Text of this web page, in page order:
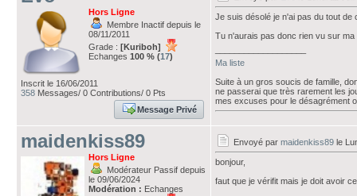
Hors Ligne
Membre Inactif depuis le
08/11/2011
Grade : [Kuriboh]
Echanges 100 % (17)
Inscrit le 16/06/2011
358 Messages/ 0 Contributions/ 0 Pts
Message Privé
Je suis désolé je n'ai pas du tout de
Tu n'aurais pas donc rien vu sur
Ma liste
Suite à un gros soucis de famille,
ne passerai que très rarement les
mes excuses pour le désagrément
maidenkiss89
Hors Ligne
Modérateur Passif depuis
le 09/06/2024
Modération : Echanges
Envoyé par maidenkiss89 le
bonjour,
faut que je vérifit mais je doit avoir